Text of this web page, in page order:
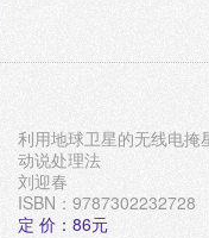
利用地球卫星的无线电
动说处理法
刘迎春
ISBN：9787302232728
定 价：86元